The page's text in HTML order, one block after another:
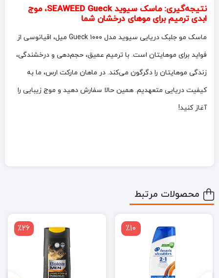
نتیجه‌گیری: ماسک سیوید SEAWEED Gueck، موج
ابدی ترمیم برای موهای درخشان شما
ماسک مو جلبک دریایی سیوید مدل Gueck ۱۰۰۰ میل، اقیانوسی از
فواید برای موهایتان است. با ترمیم عمیق، حجم‌دهی و درخشندگی،
زندگی موهایتان را دگرگون می‌کند. در ماهان مارکت ارس، ما به
کیفیت دریایی متعهدیم. همین حالا سفارش دهید و موج زیبایی را
آغاز کنید!
محصولات مرتبط
٪10 ٪26